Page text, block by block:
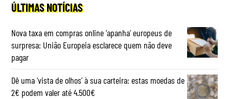
ÚLTIMAS NOTÍCIAS
Nova taxa em compras online ‘apanha’ europeus de
surpresa: União Europeia esclarece quem não deve
pagar
Dê uma ‘vista de olhos’ à sua carteira: estas moedas de
2€ podem valer até 4.500€